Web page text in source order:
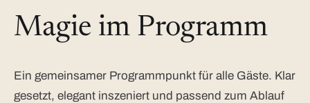
Magie im Programm
Ein gemeinsamer Programmpunkt für alle Gäste. Klar
gesetzt, elegant inszeniert und passend zum Ablauf